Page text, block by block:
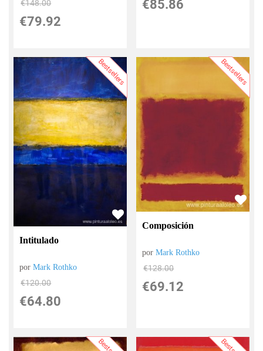
€148.00
€79.92
€85.86
Bestsellers
Intitulado
porMark Rothko
€120.00
€64.80
Bestsellers
Composición
porMark Rothko
€128.00
€69.12